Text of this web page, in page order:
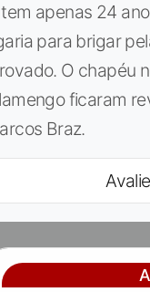
apenas 24
para brigar
O chapéu
ficaram
Braz.